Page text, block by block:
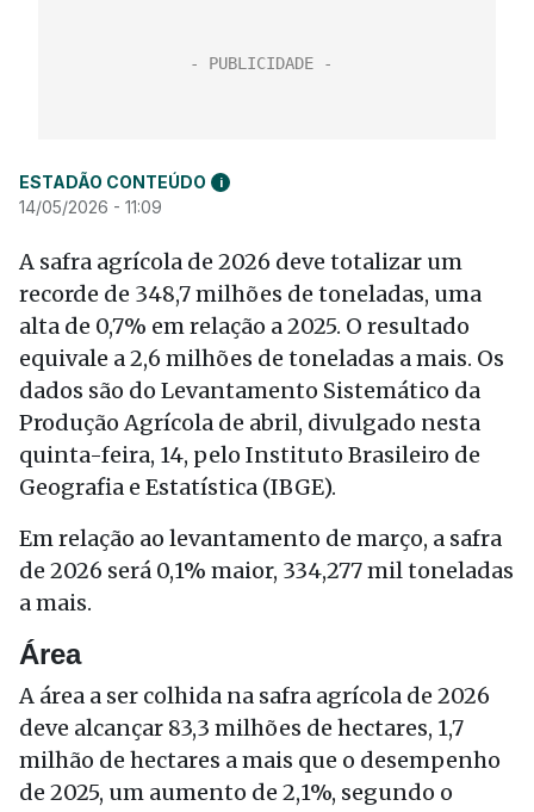
ESTADÃO CONTEÚDO i
14/05/2026 - 11:09
A safra agrícola de 2026 deve totalizar um
recorde de 348,7 milhões de toneladas, uma
alta de 0,7% em relação a 2025. O resultado
equivale a 2,6 milhões de toneladas a mais. Os
dados são do Levantamento Sistemático da
Produção Agrícola de abril, divulgado nesta
quinta-feira, 14, pelo Instituto Brasileiro de
Geografia e Estatística (IBGE).
Em relação ao levantamento de março, a safra
de 2026 será 0,1% maior, 334,277 mil toneladas
a mais.
Área
A área a ser colhida na safra agrícola de 2026
deve alcançar 83,3 milhões de hectares, 1,7
milhão de hectares a mais que o desempenho
de 2025, um aumento de 2,1%, segundo o